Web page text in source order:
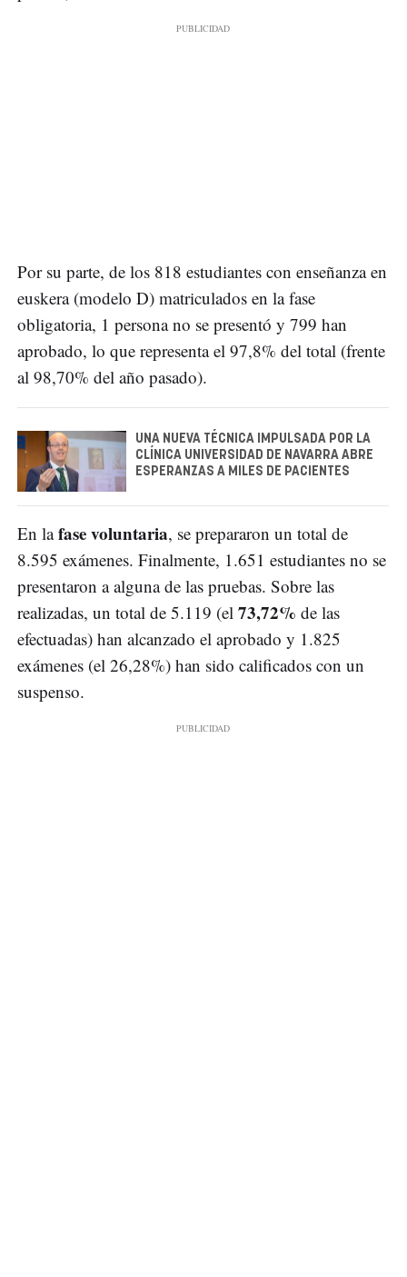
Por su parte, de los 818 estudiantes con enseñanza en
euskera (modelo D) matriculados en la fase
obligatoria, 1 persona no se presentó y 799 han
aprobado, lo que representa el 97,8% del total (frente
al 98,70% del año pasado).
UNA NUEVA TÉCNICA IMPULSADA POR LA
CLÍNICA UNIVERSIDAD DE NAVARRA ABRE
ESPERANZAS A MILES DE PACIENTES
En lafase voluntaria, se prepararon un total de
8.595 exámenes. Finalmente, 1.651 estudiantes no se
presentaron a alguna de las pruebas. Sobre las
realizadas, un total de 5.119 (el 73,72% de las
efectuadas) han alcanzado el aprobado y 1.825
exámenes (el 26,28%) han sido calificados con un
suspenso.